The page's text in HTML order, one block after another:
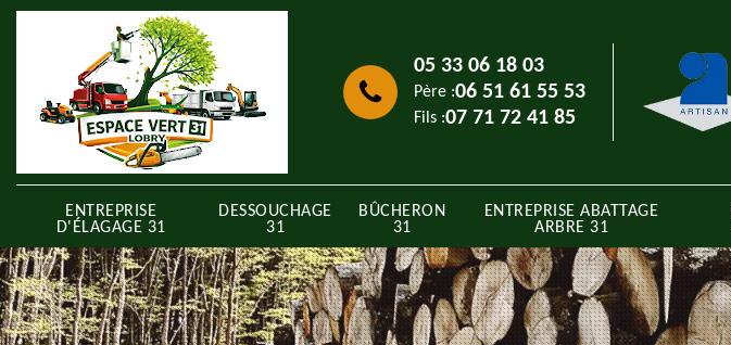
05 33 06 18 03
Père :06 51 61 55 53
Fils :07 71 72 41 85
ENTREPRISE
D'ÉLAGAGE 31
DESSOUCHAGE
31
BÛCHERON
31
ENTREPRISE ABATTAGE
ARBRE 31